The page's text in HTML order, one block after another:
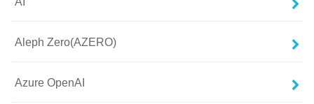
Aleph Zero(AZERO)
Azure OpenAI